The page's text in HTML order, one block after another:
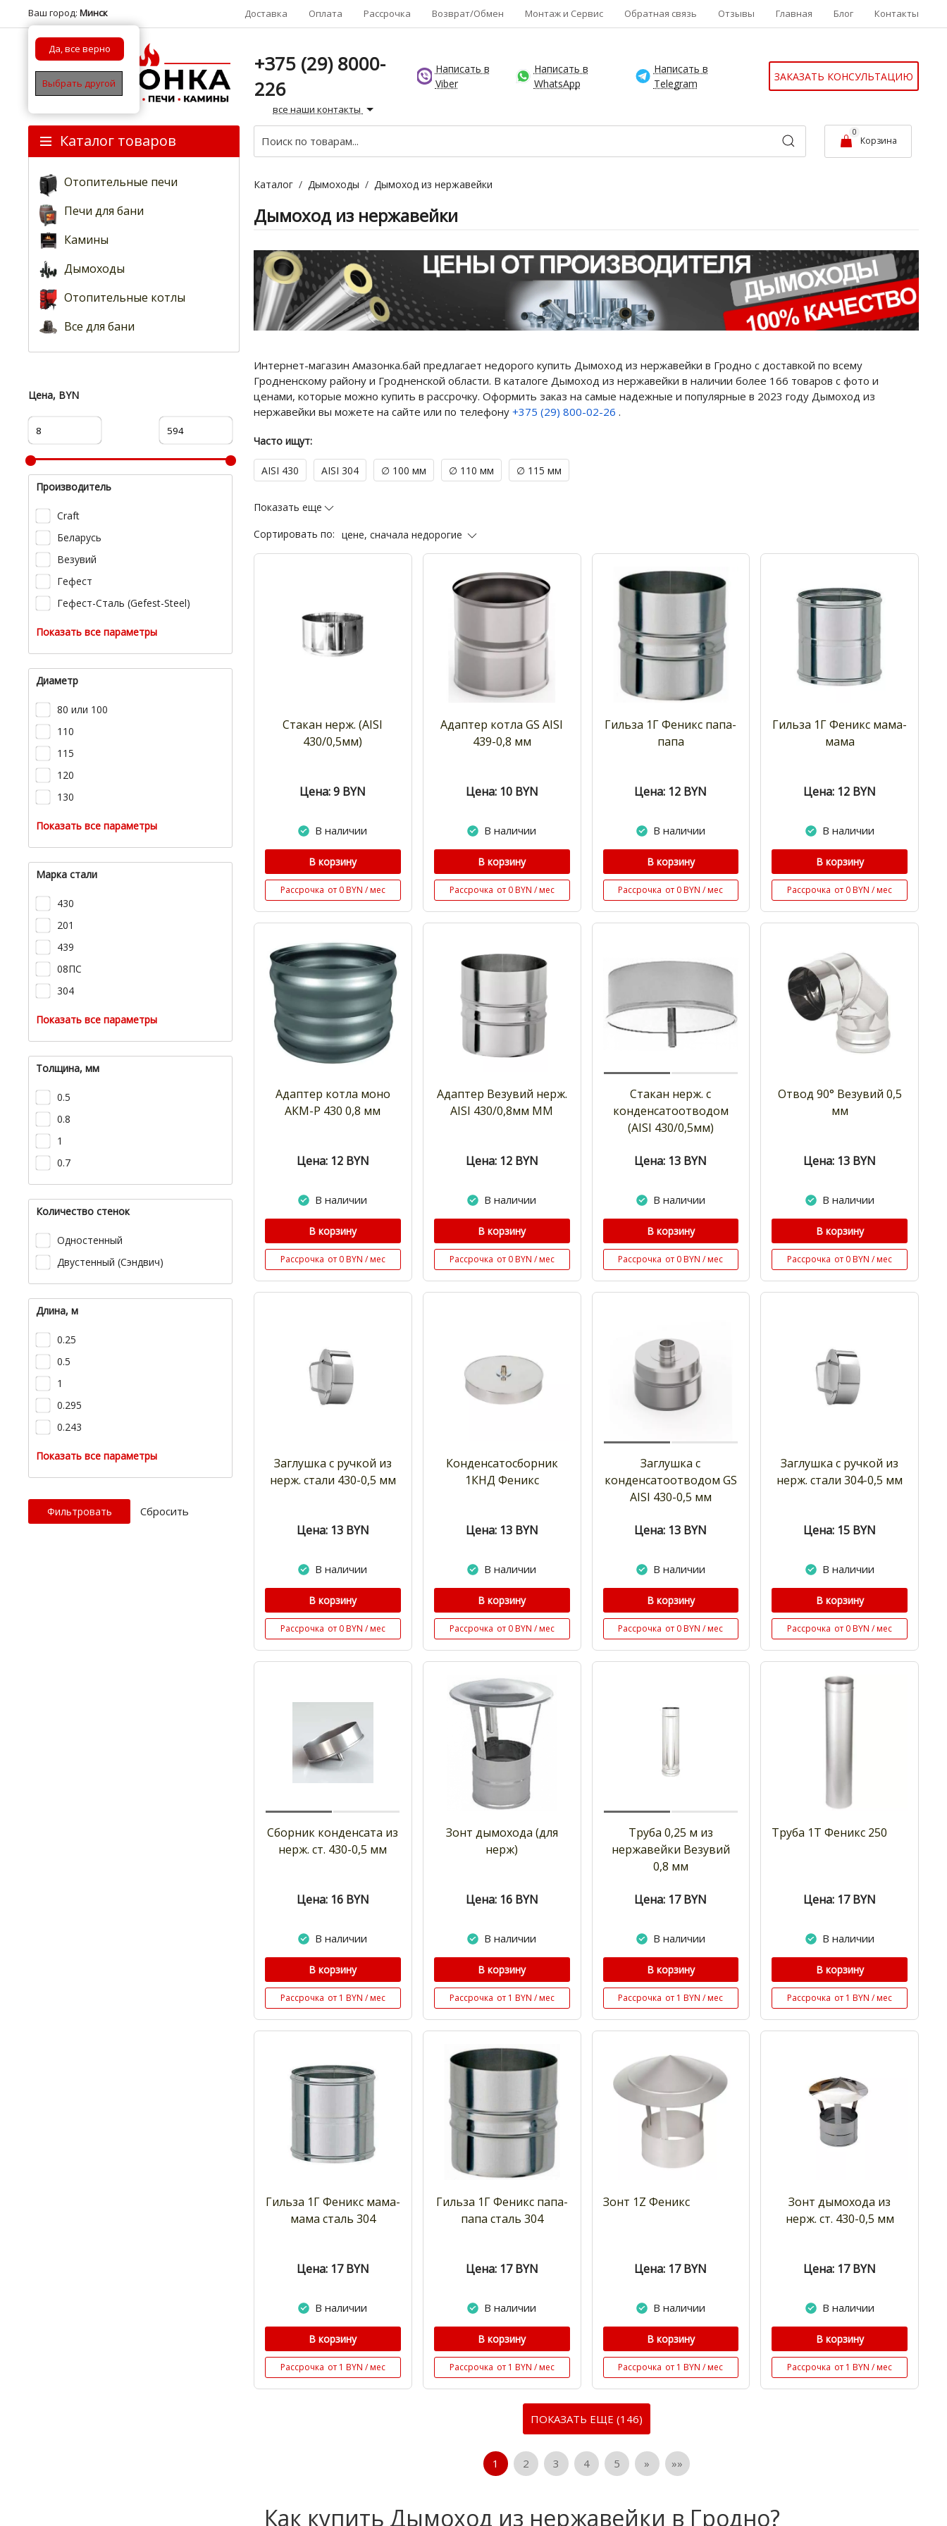
Ваш город: Минск
Да, все верно
Выбрать другой
Доставка Оплата Рассрочка Возврат/Обмен Монтаж и Сервис Обратная связь Отзывы Главная Блог Контакты
+375 (29) 8000-
226
все наши контакты
Написать в
Viber
Написать в
WhatsApp
Написать в
Telegram
ЗАКАЗАТЬ КОНСУЛЬТАЦИЮ
Каталог товаров
Отопительные печи
Печи для бани
Камины
Дымоходы
Отопительные котлы
Все для бани
0
Корзина
Цена, BYN
Производитель
Craft
Беларусь
Везувий
Гефест
Гефест-Сталь (Gefest-Steel)
Показать все параметры
Диаметр
80 или 100
110
115
120
130
Показать все параметры
Марка стали
430
201
439
08ПС
304
Показать все параметры
Толщина, мм
0.5
0.8
1
0.7
Количество стенок
Одностенный
Двустенный (Сэндвич)
Длина, м
0.25
0.5
1
0.295
0.243
Показать все параметры
Cбросить
Каталог / Дымоходы / Дымоход из нержавейки
Дымоход из нержавейки
Интернет-магазин Амазонка.бай предлагает недорого купить Дымоход из нержавейки в Гродно с доставкой по всему
Гродненскому району и Гродненской области. В каталоге Дымоход из нержавейки в наличии более 166 товаров с фото и
ценами, которые можно купить в рассрочку. Оформить заказ на самые надежные и популярные в 2023 году Дымоход из
нержавейки вы можете на сайте или по телефону +375 (29) 800-02-26 .
Часто ищут:
AISI 430 AISI 304 ∅ 100 мм ∅ 110 мм ∅ 115 мм
Показать еще
Сортировать по: цене, сначала недорогие
Стакан нерж. (AISI
430/0,5мм)
Цена: 9 BYN
В наличии
В корзину
Рассрочка от 0 BYN / мес
Адаптер котла GS AISI
439-0,8 мм
Цена: 10 BYN
В наличии
В корзину
Рассрочка от 0 BYN / мес
Гильза 1Г Феникс папа-
папа
Цена: 12 BYN
В наличии
В корзину
Рассрочка от 0 BYN / мес
Гильза 1Г Феникс мама-
мама
Цена: 12 BYN
В наличии
В корзину
Рассрочка от 0 BYN / мес
Адаптер котла моно
АКМ-Р 430 0,8 мм
Цена: 12 BYN
В наличии
В корзину
Рассрочка от 0 BYN / мес
Адаптер Везувий нерж.
AISI 430/0,8мм ММ
Цена: 12 BYN
В наличии
В корзину
Рассрочка от 0 BYN / мес
Стакан нерж. с
конденсатоотводом
(AISI 430/0,5мм)
Цена: 13 BYN
В наличии
В корзину
Рассрочка от 0 BYN / мес
Отвод 90° Везувий 0,5
мм
Цена: 13 BYN
В наличии
В корзину
Рассрочка от 0 BYN / мес
Заглушка с ручкой из
нерж. стали 430-0,5 мм
Цена: 13 BYN
В наличии
В корзину
Рассрочка от 0 BYN / мес
Конденсатосборник
1КНД Феникс
Цена: 13 BYN
В наличии
В корзину
Рассрочка от 0 BYN / мес
Заглушка с
конденсатоотводом GS
AISI 430-0,5 мм
Цена: 13 BYN
В наличии
В корзину
Рассрочка от 0 BYN / мес
Заглушка с ручкой из
нерж. стали 304-0,5 мм
Цена: 15 BYN
В наличии
В корзину
Рассрочка от 0 BYN / мес
Сборник конденсата из
нерж. ст. 430-0,5 мм
Цена: 16 BYN
В наличии
В корзину
Рассрочка от 1 BYN / мес
Зонт дымохода (для
нерж)
Цена: 16 BYN
В наличии
В корзину
Рассрочка от 1 BYN / мес
Труба 0,25 м из
нержавейки Везувий
0,8 мм
Цена: 17 BYN
В наличии
В корзину
Рассрочка от 1 BYN / мес
Труба 1Т Феникс 250
Цена: 17 BYN
В наличии
В корзину
Рассрочка от 1 BYN / мес
Гильза 1Г Феникс мама-
мама сталь 304
Цена: 17 BYN
В наличии
В корзину
Рассрочка от 1 BYN / мес
Гильза 1Г Феникс папа-
папа сталь 304
Цена: 17 BYN
В наличии
В корзину
Рассрочка от 1 BYN / мес
Зонт 1Z Феникс
Цена: 17 BYN
В наличии
В корзину
Рассрочка от 1 BYN / мес
Зонт дымохода из
нерж. ст. 430-0,5 мм
Цена: 17 BYN
В наличии
В корзину
Рассрочка от 1 BYN / мес
ПОКАЗАТЬ ЕЩЕ (146)
1 2 3 4 5 » »»
Как купить Дымоход из нержавейки в Гродно?